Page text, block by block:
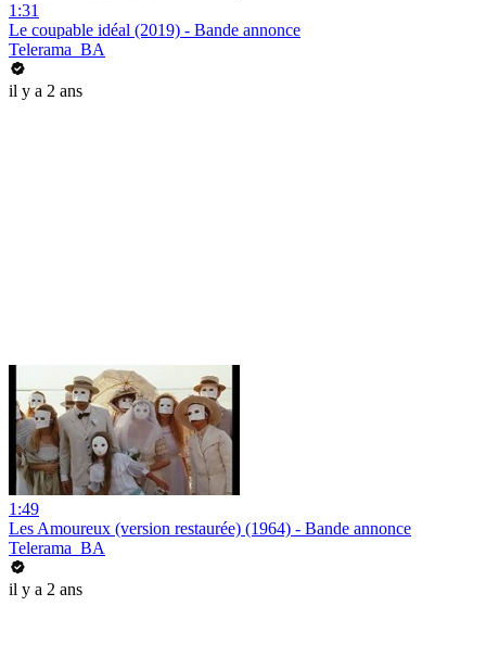
1:31
Le coupable idéal (2019) - Bande annonce
Telerama_BA
il y a 2 ans
1:49
Les Amoureux (version restaurée) (1964) - Bande annonce
Telerama_BA
il y a 2 ans